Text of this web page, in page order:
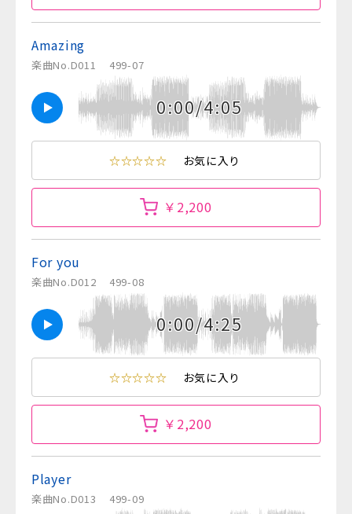
Amazing
楽曲No.D011 499-07
0:00/4:05
☆☆☆☆☆ お気に入り
￥2,200
For you
楽曲No.D012 499-08
0:00/4:25
☆☆☆☆☆ お気に入り
￥2,200
Player
楽曲No.D013 499-09